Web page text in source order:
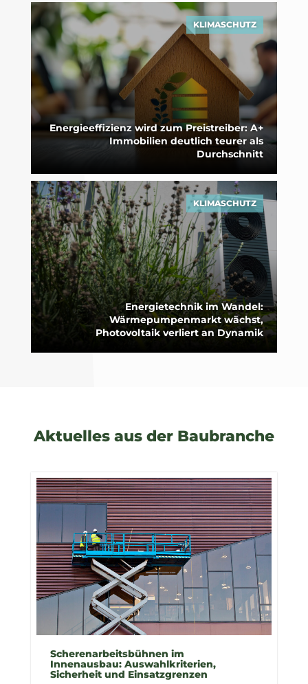
KLIMASCHUTZ
Energieeffizienz wird zum Preistreiber: A+
Immobilien deutlich teurer als
Durchschnitt
KLIMASCHUTZ
Energietechnik im Wandel:
Wärmepumpenmarkt wächst,
Photovoltaik verliert an Dynamik
Aktuelles aus der Baubranche
Scherenarbeitsbühnen im
Innenausbau: Auswahlkriterien,
Sicherheit und Einsatzgrenzen